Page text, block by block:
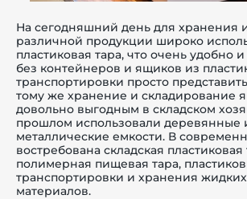
На сегодняшний день для хранения
различной продукции широко
пластиковая тара, что очень удобно
без контейнеров и ящиков из
транспортировки просто
тому же хранение и складирование
довольно выгодным в складском
прошлом использовали деревянные
металлические емкости. В
востребована складская пластиковая
полимерная пищевая тара,
транспортировки и хранения
материалов.